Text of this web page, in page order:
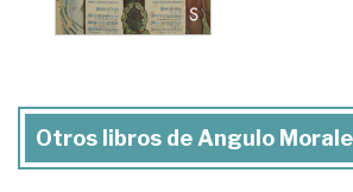
Otros libros de Angulo